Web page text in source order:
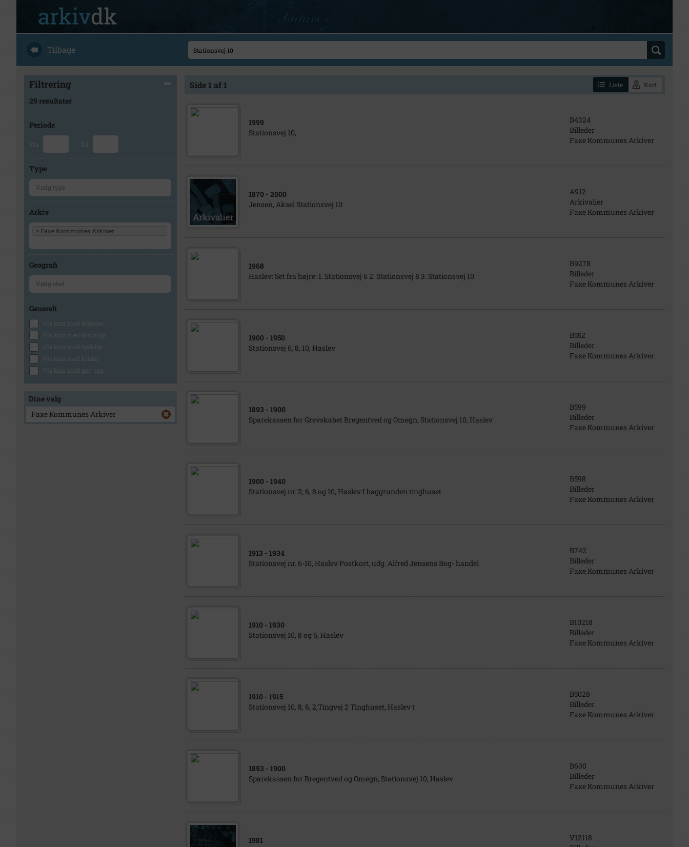
Tilbage
Filtrering
29 resultater
Periode
Fra Til
Type
Arkiv
× Faxe Kommunes Arkiver
Geografi
Generelt
Vis kun med billeder
Vis kun med filmklip
Vis kun med lydklip
Vis kun med kilder
Vis kun med geo-tag
Dine valg
Faxe Kommunes Arkiver
Side 1 af 1 Liste Kort
1999
Stationsvej 10,
B4324
Billeder
Faxe Kommunes Arkiver
1870 - 2000
Jensen, Aksel Stationsvej 10
A912
Arkivalier
Faxe Kommunes Arkiver
1968
Haslev: Set fra højre: 1. Stationsvej 6 2. Stationsvej 8 3. Stationsvej 10
B9278
Billeder
Faxe Kommunes Arkiver
1900 - 1950
Stationsvej 6, 8, 10, Haslev
B552
Billeder
Faxe Kommunes Arkiver
1893 - 1900
Sparekassen for Grevskabet Bregentved og Omegn, Stationsvej 10, Haslev
B599
Billeder
Faxe Kommunes Arkiver
1900 - 1940
Stationsvej nr. 2, 6, 8 og 10, Haslev I baggrunden tinghuset
B598
Billeder
Faxe Kommunes Arkiver
1913 - 1934
Stationsvej nr. 6-10, Haslev Postkort, udg. Alfred Jensens Bog- handel
B742
Billeder
Faxe Kommunes Arkiver
1910 - 1930
Stationsvej 10, 8 og 6, Haslev
B10218
Billeder
Faxe Kommunes Arkiver
1910 - 1915
Stationsvej 10, 8, 6, 2,Tingvej 2 Tinghuset, Haslev t
B5028
Billeder
Faxe Kommunes Arkiver
1893 - 1900
Sparekassen for Bregentved og Omegn, Stationsvej 10, Haslev
B600
Billeder
Faxe Kommunes Arkiver
1981
V12118